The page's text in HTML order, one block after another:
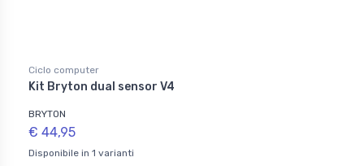
Ciclo computer
Kit Bryton dual sensor V4
BRYTON
€ 44,95
Disponibile in 1 varianti